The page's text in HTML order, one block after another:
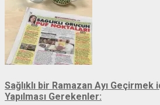
Sağlıklı bir Ramazan Ayı
Yapılması Gerekenler: